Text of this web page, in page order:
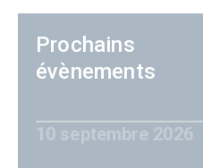
Prochains
évènements
10 septembre 2026